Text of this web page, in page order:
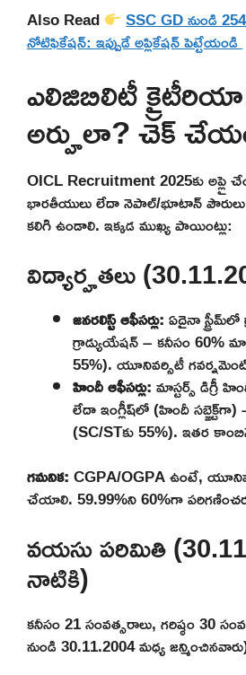
Also Read
SSC GD నుండి
నోటిఫికేషన్: ఇప్పుడే అప్లికేషన్ పెట్టేయండి
ఎలిజిబిలిటీ
అర్హులా? చెక్
OICL Recruitment 2025కు
భారతీయులు లేదా నెపాల్/భూటాన్
కలిగి ఉండాలి. ఇక్కడ ముఖ్య పాయింట్లు:
విద్యార్హతలు
జనరలిస్ట్ ఆఫీసర్లు:ఏదైనా
గ్రాడ్యుయేషన్ – కనీసం 60%
55%). యూనివర్సిటీ
హిందీ ఆఫీసర్లు:మాస్టర్స్ డిగ్రీ
లేదా ఇంగ్లీష్‌లో (హిందీ సబ్జెక్ట్‌గా)
(SC/STకు 55%). ఇతర
గమనిక:CGPA/OGPA ఉంటే,
చేయాలి. 59.99%ని 60%గా
వయసు పరిమితి
నాటికి)
కనీసం 21 సంవత్సరాలు, గరిష్ఠం 30
నుండి 30.11.2004 మధ్య